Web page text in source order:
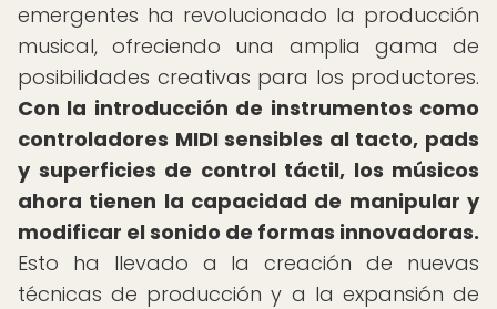
emergentes ha revolucionado la producción
musical, ofreciendo una amplia gama de
posibilidades creativas para los productores.
Con la introducción de instrumentos como
controladores MIDI sensibles al tacto, pads
y superficies de control táctil, los músicos
ahora tienen la capacidad de manipular y
modificar el sonido de formas innovadoras.
Esto ha llevado a la creación de nuevas
técnicas de producción y a la expansión de